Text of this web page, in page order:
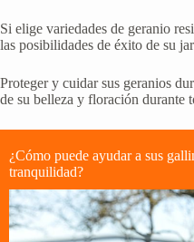
Si elige variedades de geranio
las posibilidades de éxito de su
Proteger y cuidar sus geranios
de su belleza y floración durante
¿Cómo puede ayudar a sus
tranquilidad?